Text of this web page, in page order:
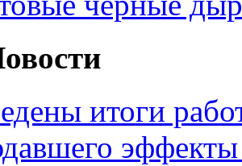
итоги